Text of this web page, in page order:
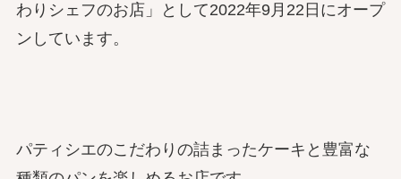
わりシェフのお店」として2022年9月22日にオープ
ンしています。
パティシエのこだわりの詰まったケーキと豊富な